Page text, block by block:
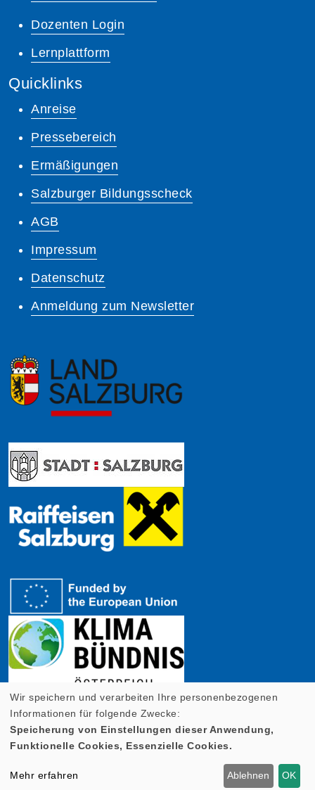
Dozenten Login
Lernplattform
Quicklinks
Anreise
Pressebereich
Ermäßigungen
Salzburger Bildungsscheck
AGB
Impressum
Datenschutz
Anmeldung zum Newsletter
Cookie Einstellungen
Wir speichern und verarbeiten Ihre personenbezogenen
Informationen für folgende Zwecke:
Speicherung von Einstellungen dieser Anwendung,
Funktionelle Cookies, Essenzielle Cookies.
Mehr erfahren Ablehnen OK